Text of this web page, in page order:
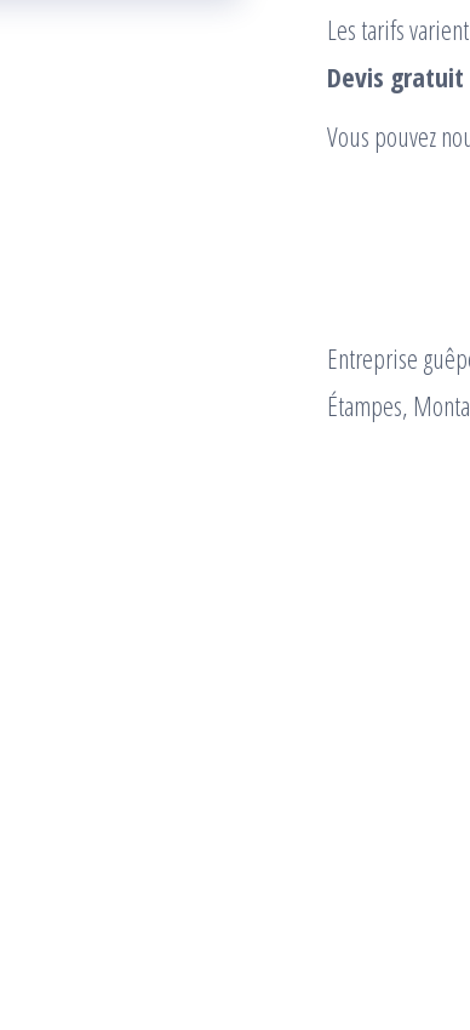
Les tarifs
Devis
Vous pouvez
Entreprise
Étampes,